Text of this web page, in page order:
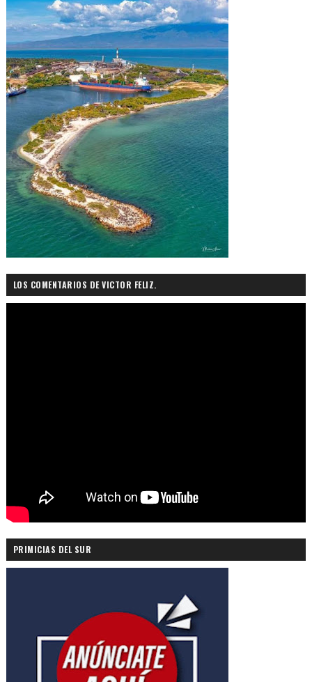
LOS COMENTARIOS DE VICTOR FELIZ.
PRIMICIAS DEL SUR